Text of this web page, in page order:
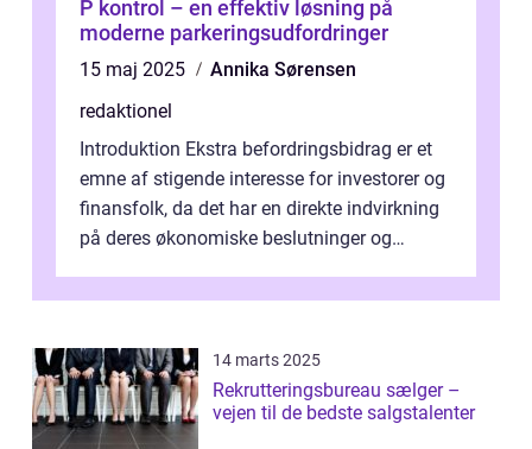
P kontrol – en effektiv løsning på
moderne parkeringsudfordringer
15 maj 2025
Annika Sørensen
redaktionel
Introduktion Ekstra befordringsbidrag er et
emne af stigende interesse for investorer og
finansfolk, da det har en direkte indvirkning
på deres økonomiske beslutninger og
14 marts 2025
Rekrutteringsbureau sælger –
vejen til de bedste salgstalenter